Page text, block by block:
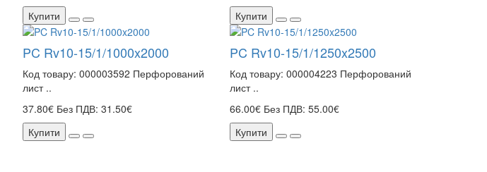
Купити
Купити
PC Rv10-15/1/1000x2000
Код товару: 000003592 Перфорований
лист ..
37.80€ Без ПДВ: 31.50€
Купити
PC Rv10-15/1/1250x2500
Код товару: 000004223 Перфорований
лист ..
66.00€ Без ПДВ: 55.00€
Купити